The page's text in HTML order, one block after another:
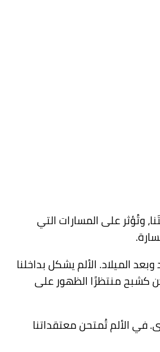
وتُؤثر على المسارات التي
الميلاد. الألم يشكل بداخلنا
كشبح منتظرًا الظهور على
في الألم تُمتحن معتقداتنا